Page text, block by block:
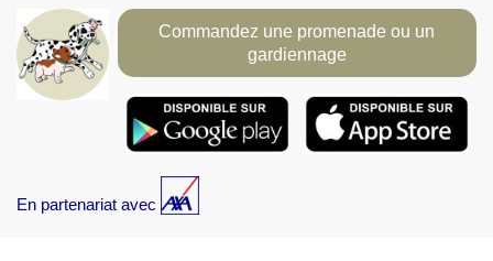
Commandez une promenade ou un
gardiennage
En partenariat avec